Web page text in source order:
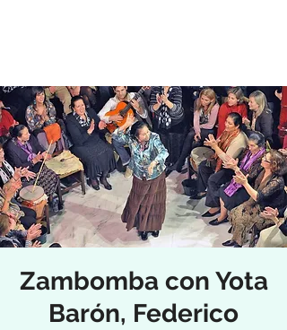
Zambomba con Yota
Barón, Federico